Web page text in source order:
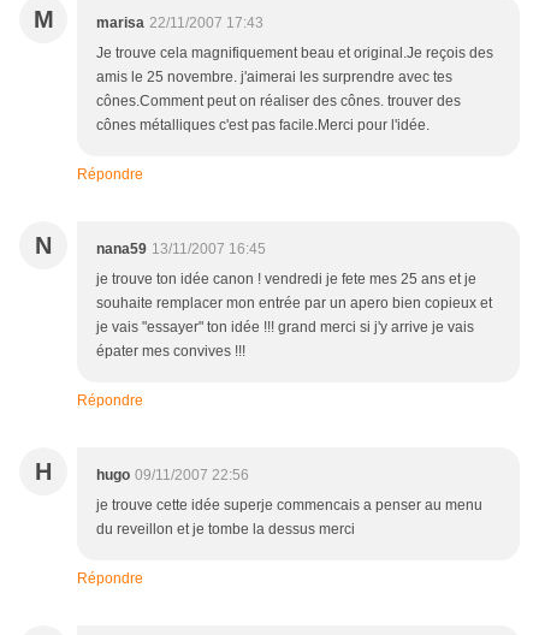
M marisa 22/11/2007 17:43
Je trouve cela magnifiquement beau et original.Je reçois des
amis le 25 novembre. j'aimerai les surprendre avec tes
cônes.Comment peut on réaliser des cônes. trouver des
cônes métalliques c'est pas facile.Merci pour l'idée.
Répondre
N nana59 13/11/2007 16:45
je trouve ton idée canon ! vendredi je fete mes 25 ans et je
souhaite remplacer mon entrée par un apero bien copieux et
je vais "essayer" ton idée !!! grand merci si j'y arrive je vais
épater mes convives !!!
Répondre
H hugo 09/11/2007 22:56
je trouve cette idée superje commencais a penser au menu
du reveillon et je tombe la dessus merci
Répondre